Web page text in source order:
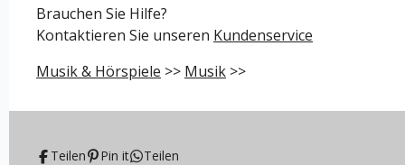
Brauchen Sie Hilfe?
Kontaktieren Sie unseren Kundenservice
Musik & Hörspiele >> Musik >>
Teilen Pin it Teilen